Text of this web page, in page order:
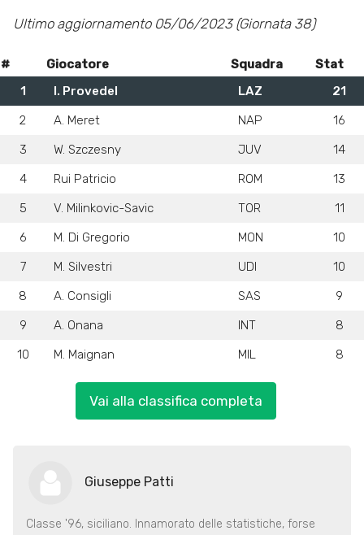
Ultimo aggiornamento 05/06/2023 (Giornata 38)
# Giocatore Squadra
Stat
1
I. Provedel LAZ
21
2
A. Meret NAP
16
3
W. Szczesny JUV
14
4
Rui Patricio ROM
13
5
V. Milinkovic-Savic TOR
11
6
M. Di Gregorio MON
10
7
M. Silvestri UDI
10
8
A. Consigli SAS
9
9
A. Onana INT
8
10
M. Maignan MIL 8
Vai alla classifica completa
Giuseppe Patti
Classe '96, siciliano. Innamorato delle statistiche, forse